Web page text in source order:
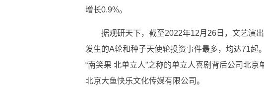
增长0.9%。
据观研天下，截至2022年12月26日，文艺演
发生的A轮和种子天使轮投资事件最多，均达71起
“南笑果 北单立人”之称的单立人喜剧背后公司北
北京大鱼快乐文化传媒有限公司。